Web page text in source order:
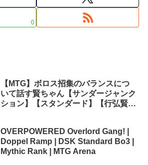
0
【MTG】ボロス招集のバランスにつ
いて話す賢ちゃん【サンダージャンク
ション】【スタンダード】【行弘賢切
OVERPOWERED Overlord Gang! |
Doppel Ramp | DSK Standard Bo3 |
Mythic Rank | MTG Arena